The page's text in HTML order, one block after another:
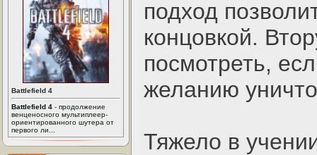
Battlefield 4
Battlefield 4 - продолжение
венценосного мультиплеер-
ориентированного шутера от
первого ли...
подход
концовкой.
посмотреть,
желанию
Тяжело в